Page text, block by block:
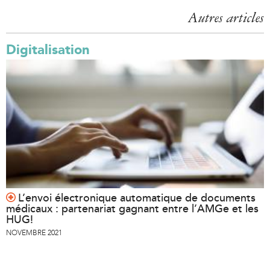
s
Autres articles
Digitalisation
L’envoi électronique automatique de documents
médicaux : partenariat gagnant entre l’AMGe et les
HUG!
NOVEMBRE 2021